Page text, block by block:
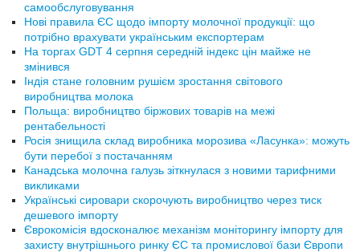
самообслуговування
Нові правила ЄС щодо імпорту молочної продукції: що
потрібно врахувати українським експортерам
На торгах GDT 4 серпня середній індекс цін майже не
змінився
Індія стане головним рушієм зростання світового
виробництва молока
Польща: виробництво біржових товарів на межі
рентабельності
Росія знищила склад виробника морозива «Ласунка»: можуть
бути перебої з постачанням
Канадська молочна галузь зіткнулася з новими тарифними
викликами
Українські сировари скорочують виробництво через тиск
дешевого імпорту
Єврокомісія вдосконалює механізм моніторингу імпорту для
захисту внутрішнього ринку ЄС та промислової бази Європи